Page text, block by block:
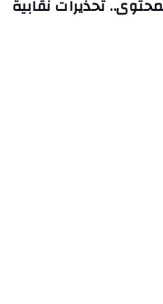
تحذيرات نقابية